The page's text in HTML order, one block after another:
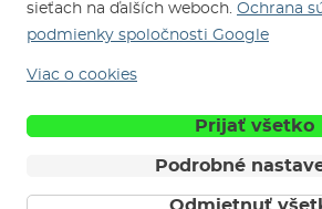
Sme tu pre Vás od roku
© 2026 SNOWBOARD ZEZULA s.r.o.
sieťach na ďalších weboch. Ochrana
podmienky spoločnosti Google
Viac o cookies
Prijať všetko
Podrobné